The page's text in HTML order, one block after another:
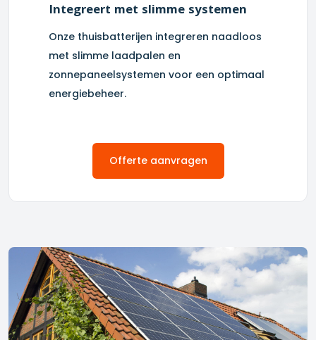
Integreert met slimme systemen
Onze thuisbatterijen integreren naadloos
met slimme laadpalen en
zonnepaneelsystemen voor een optimaal
energiebeheer.
Offerte aanvragen